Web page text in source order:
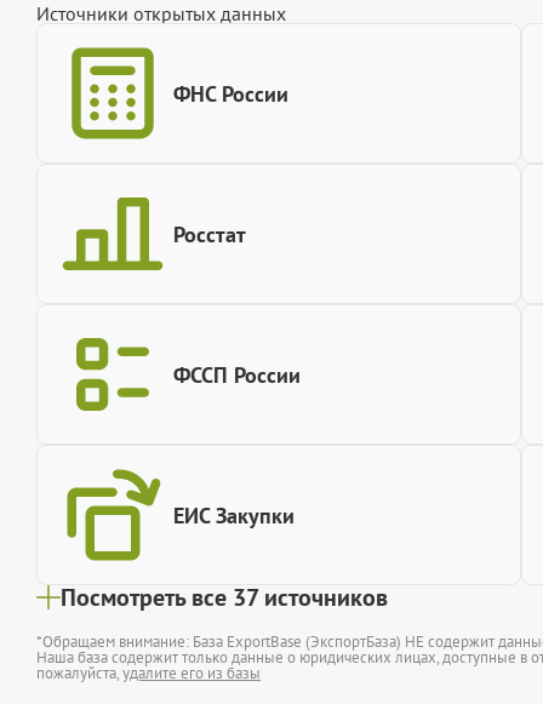
Источники открытых данных
ФНС России
Росстат
ФССП России
ЕИС Закупки
Посмотреть все 37 источников
*Обращаем внимание: База ExportBase (ЭкспортБаза) НЕ содержит
Наша база содержит только данные о юридических лицах, доступные в
пожалуйста,удалите его из базы